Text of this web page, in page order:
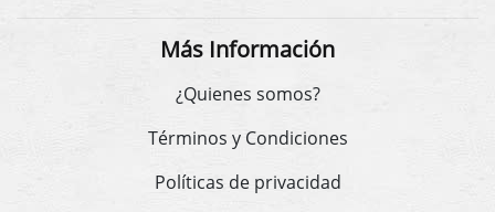
Más Información
¿Quienes somos?
Términos y Condiciones
Políticas de privacidad